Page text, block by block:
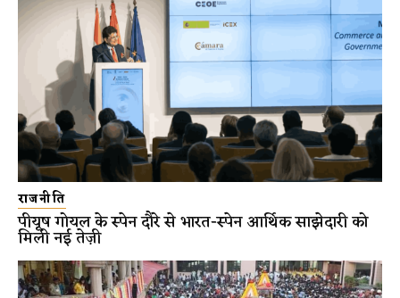
राजनीति
पीयूष गोयल के स्पेन दौरे से भारत-स्पेन आर्थिक साझेदारी को
मिली नई तेज़ी